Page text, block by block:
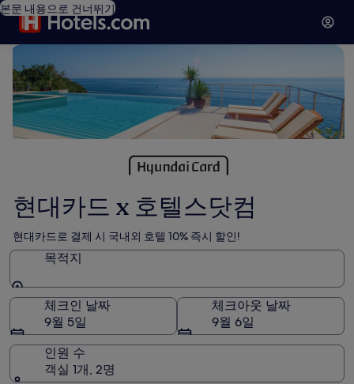
본문 내용으로 건너뛰기
현대카드 x 호텔스닷컴
현대카드로 결제 시 국내외 호텔 10% 즉시 할인!
목적지
목적지
체크인 날짜
9월 5일
체크아웃 날짜
9월 6일
인원 수
객실 1개, 2명